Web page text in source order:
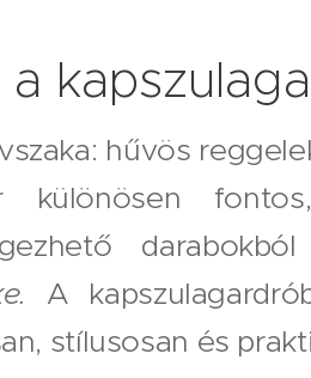
hűvös
különösen
A
stílusosan és